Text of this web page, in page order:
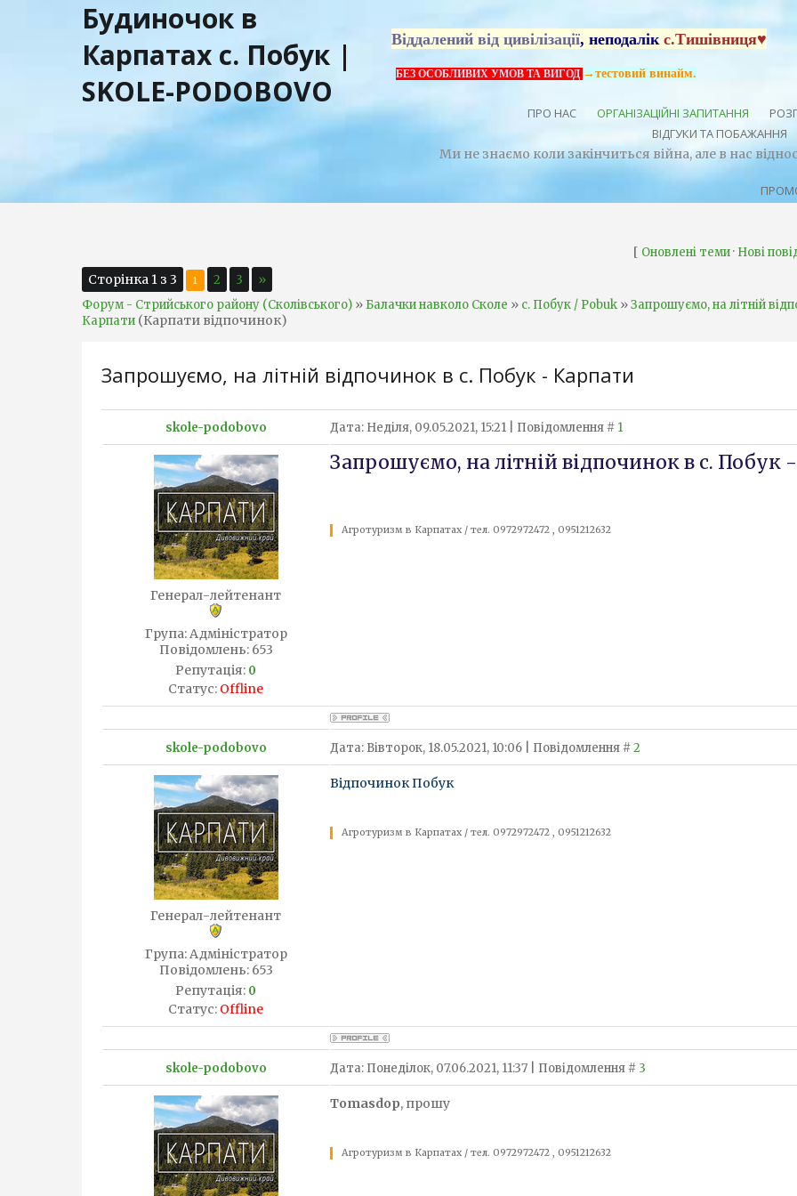
Будиночок в
Карпатах с. Побук |
SKOLE-PODOBOVO
Віддалений від цивілізації, неподалік с.Тишівниця♥
БЕЗ ОСОБЛИВИХ УМОВ ТА ВИГОД →тестовий винайм.
ПРО НАС ОРГАНІЗАЦІЙНІ ЗАПИТАННЯ
ВІДГУКИ ТА ПОБАЖАННЯ
Ми не знаємо коли закінчиться війна, але в нас
[ Оновлені теми· Нові
Сторінка 1 з 3 1 2 3
»
Форум - Стрийського району (Сколівського) »Балачки навколо Сколе » с. Побук / Pobuk »Запрошуємо, на літній
Карпати (Карпати відпочинок)
Запрошуємо, на літній відпочинок в с. Побук - Карпати
skole-podobovo Дата: Неділя, 09.05.2021, 15:21 | Повідомлення # 1
Генерал-лейтенант
Група: Адміністратор
Повідомлень: 653
Репутація: 0
Статус: Offline
Запрошуємо, на літній відпочинок в с. Побук
Агротуризм в Карпатах / тел. 0972972472 , 0951212632
skole-podobovo Дата: Вівторок, 18.05.2021, 10:06 | Повідомлення #2
Генерал-лейтенант
Група: Адміністратор
Повідомлень: 653
Репутація: 0
Статус: Offline
Відпочинок Побук
Агротуризм в Карпатах / тел. 0972972472 , 0951212632
skole-podobovo Дата: Понеділок, 07.06.2021, 11:37 | Повідомлення # 3
Tomasdop, прошу
Агротуризм в Карпатах / тел. 0972972472 , 0951212632